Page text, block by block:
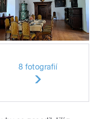
8 fotografií